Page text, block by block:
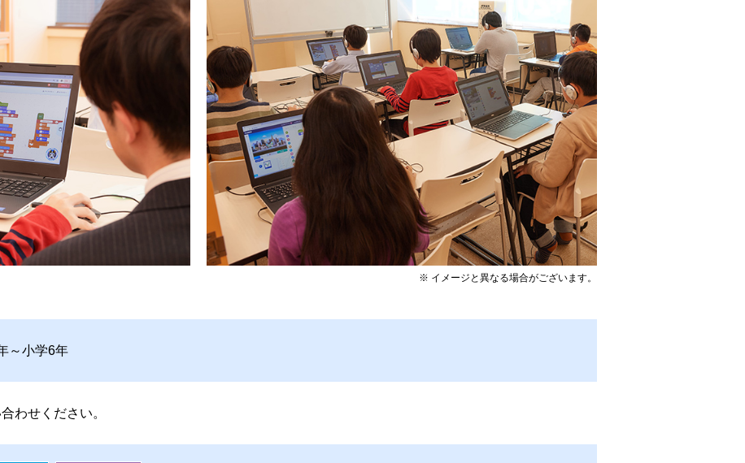
※ イメージと異なる場合がございます。
～小学6年
わせください。